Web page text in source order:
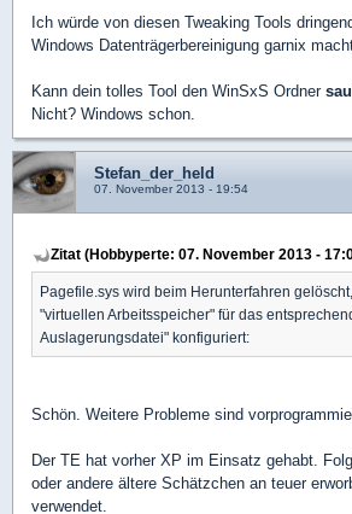
Ich würde von diesen Tweaking Tools
Windows Datenträgerbereinigung garnix
Kann dein tolles Tool den WinSxS Ordner
Nicht? Windows schon.
Stefan_der_held
07. November 2013 - 19:54
Zitat (Hobbyperte: 07. November 2013 -
Pagefile.sys wird beim Herunterfahren
"virtuellen Arbeitsspeicher" für das
Auslagerungsdatei" konfiguriert:
Schön. Weitere Probleme sind
Der TE hat vorher XP im Einsatz gehabt.
oder andere ältere Schätzchen an teuer
verwendet.